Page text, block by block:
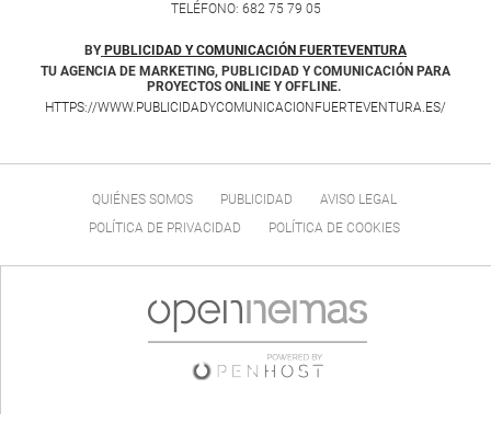
TELÉFONO: 682 75 79 05
BY PUBLICIDAD Y COMUNICACIÓN FUERTEVENTURA
TU AGENCIA DE MARKETING, PUBLICIDAD Y COMUNICACIÓN PARA
PROYECTOS ONLINE Y OFFLINE.
HTTPS://WWW.PUBLICIDADYCOMUNICACIONFUERTEVENTURA.ES/
QUIÉNES SOMOS PUBLICIDAD
AVISO LEGAL
POLÍTICA DE PRIVACIDAD
POLÍTICA DE COOKIES